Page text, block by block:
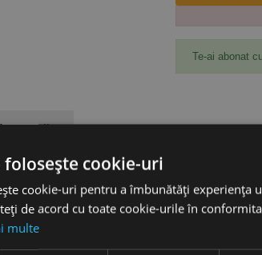
Te-ai abonat
sectiune 50 x 22 mm, precizie de masurare 0.5
și verticale
folosește cookie-uri
cookie-uri pentru a îmbunătăți experiența
de acord cu toate cookie-urile în
multe